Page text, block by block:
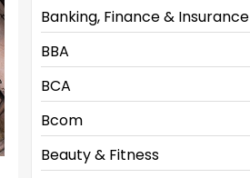
Banking, Finance & Insurance
BBA
BCA
Bcom
Beauty & Fitness